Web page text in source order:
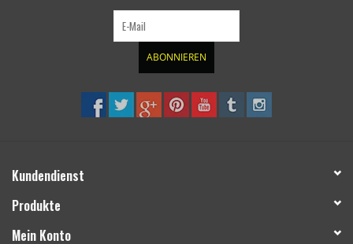
ABONNIEREN
Kundendienst
Produkte
Mein Konto